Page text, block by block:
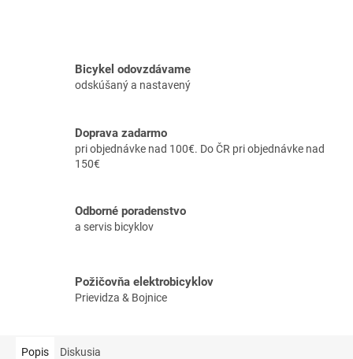
Bicykel odovzdávame
odskúšaný a nastavený
Doprava zadarmo
pri objednávke nad 100€. Do ČR pri objednávke nad
150€
Odborné poradenstvo
a servis bicyklov
Požičovňa elektrobicyklov
Prievidza & Bojnice
Popis Diskusia